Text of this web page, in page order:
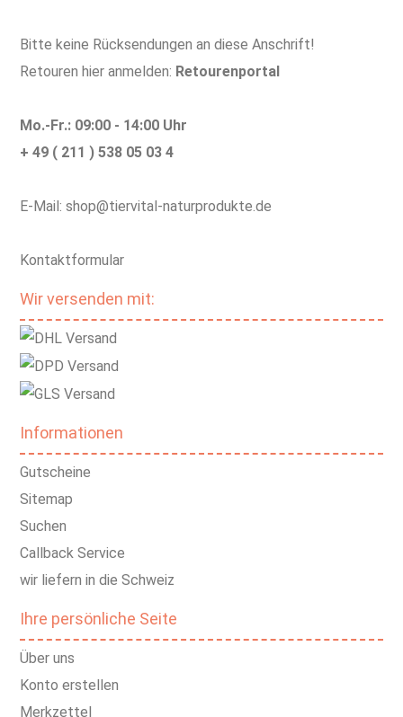
Bitte keine Rücksendungen an diese Anschrift!
Retouren hier anmelden: Retourenportal
Mo.-Fr.: 09:00 - 14:00 Uhr
+ 49 ( 211 ) 538 05 03 4
E-Mail: shop@tiervital-naturprodukte.de
Kontaktformular
Wir versenden mit:
Informationen
Gutscheine
Sitemap
Suchen
Callback Service
wir liefern in die Schweiz
Ihre persönliche Seite
Über uns
Konto erstellen
Merkzettel